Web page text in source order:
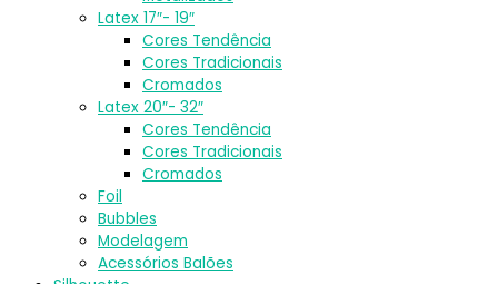
Latex 17″- 19″
Cores Tendência
Cores Tradicionais
Cromados
Latex 20″- 32″
Cores Tendência
Cores Tradicionais
Cromados
Foil
Bubbles
Modelagem
Acessórios Balões